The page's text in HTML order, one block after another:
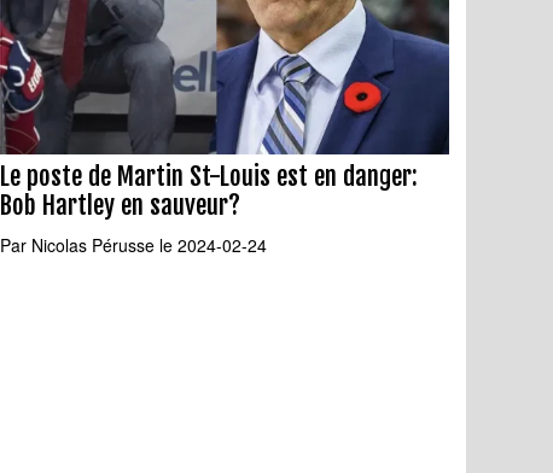
Le poste de Martin St-Louis est en danger:
Bob Hartley en sauveur?
Par Nicolas Pérusse le 2024-02-24